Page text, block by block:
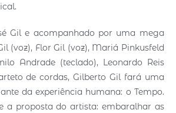
Gil e acompanhado por uma mega
(voz), Flor Gil (voz), Mariá Pinkusfeld
Andrade (teclado), Leonardo Reis
de cordas, Gilberto Gil fará uma
da experiência humana: o Tempo.
a proposta do artista: embaralhar as